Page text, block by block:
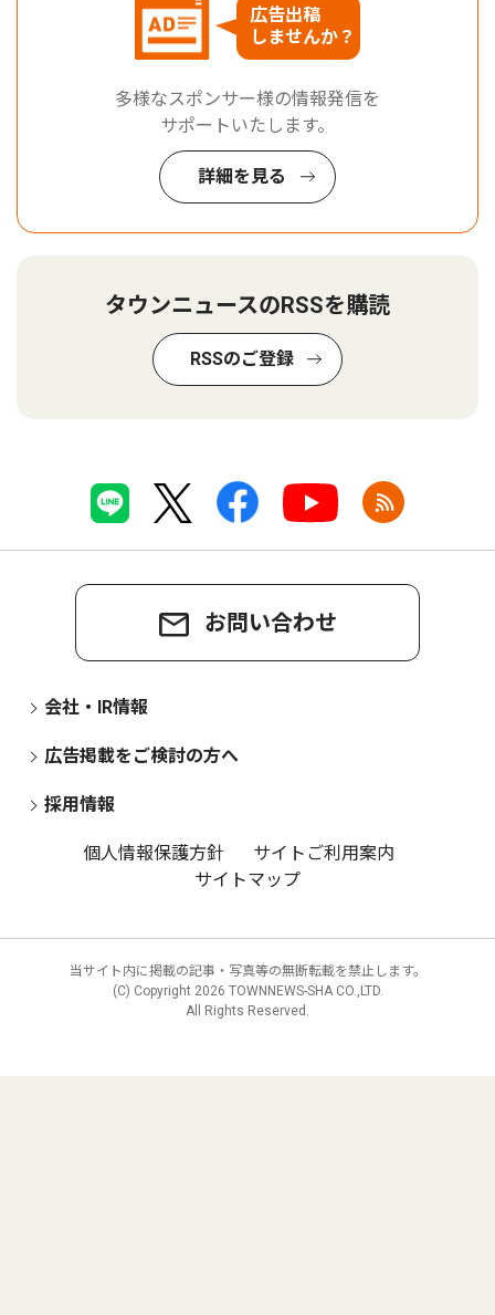
広告出稿
しませんか？
多様なスポンサー様の情報発信を
サポートいたします。
詳細を見る
タウンニュースのRSSを購読
RSSのご登録
お問い合わせ
会社・IR情報
広告掲載をご検討の方へ
採用情報
個人情報保護方針
サイトご利用案内
サイトマップ
当サイト内に掲載の記事・写真等の無断転載を禁止します。
(C) Copyright 2026 TOWNNEWS-SHA CO.,LTD.
All Rights Reserved.